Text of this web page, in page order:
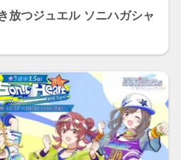
放つジュエル ソニハガシャ